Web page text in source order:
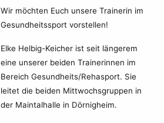
Wir möchten Euch unsere Trainerin im
Gesundheitssport vorstellen!
Elke Helbig-Keicher ist seit längerem
eine unserer beiden Trainerinnen im
Bereich Gesundheits/Rehasport. Sie
leitet die beiden Mittwochsgruppen in
der Maintalhalle in Dörnigheim.